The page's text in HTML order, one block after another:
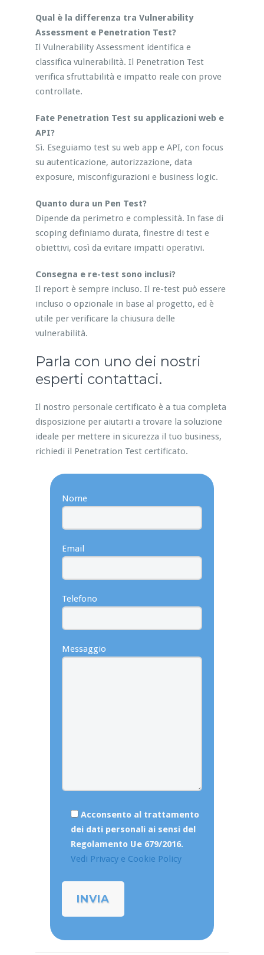
Qual è la differenza tra Vulnerability
Assessment e Penetration Test?
Il Vulnerability Assessment identifica e
classifica vulnerabilità. Il Penetration Test
verifica sfruttabilità e impatto reale con prove
controllate.
Fate Penetration Test su applicazioni web e
API?
Sì. Eseguiamo test su web app e API, con focus
su autenticazione, autorizzazione, data
exposure, misconfigurazioni e business logic.
Quanto dura un Pen Test?
Dipende da perimetro e complessità. In fase di
scoping definiamo durata, finestre di test e
obiettivi, così da evitare impatti operativi.
Consegna e re-test sono inclusi?
Il report è sempre incluso. Il re-test può essere
incluso o opzionale in base al progetto, ed è
utile per verificare la chiusura delle
vulnerabilità.
Parla con uno dei nostri
esperti contattaci.
Il nostro personale certificato è a tua completa
disposizione per aiutarti a trovare la soluzione
ideale per mettere in sicurezza il tuo business,
richiedi il Penetration Test certificato.
Nome
Email
Telefono
Messaggio
Acconsento al trattamento
dei dati personali ai sensi del
Regolamento Ue 679/2016.
Vedi Privacy e Cookie Policy